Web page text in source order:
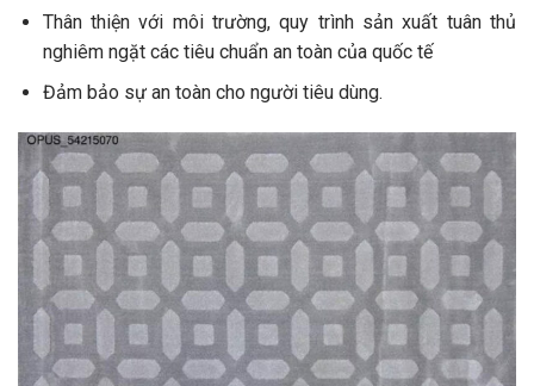
Thân thiện với môi trường, quy trình sản xuất tuân thủ
nghiêm ngặt các tiêu chuẩn an toàn của quốc tế
Đảm bảo sự an toàn cho người tiêu dùng.